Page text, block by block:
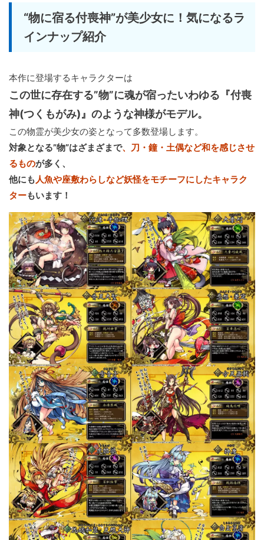
“物に宿る付喪神”が美少女に！気になるラ
インナップ紹介
本作に登場するキャラクターは
この世に存在する”物”に魂が宿ったいわゆる『付喪
神(つくもがみ)』のような神様がモデル。
この物霊が美少女の姿となって多数登場します。
対象となる”物”はざまざまで、刀・鐘・土偶など和を感じさせ
るものが多く、
他にも人魚や座敷わらしなど妖怪をモチーフにしたキャラク
ターもいます！